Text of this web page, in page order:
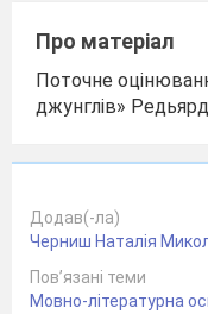
Про матеріал
Поточне
джунглів» Редьярд
Додав(-ла)
Черниш Наталія
Пов’язані теми
Мовно-літературна